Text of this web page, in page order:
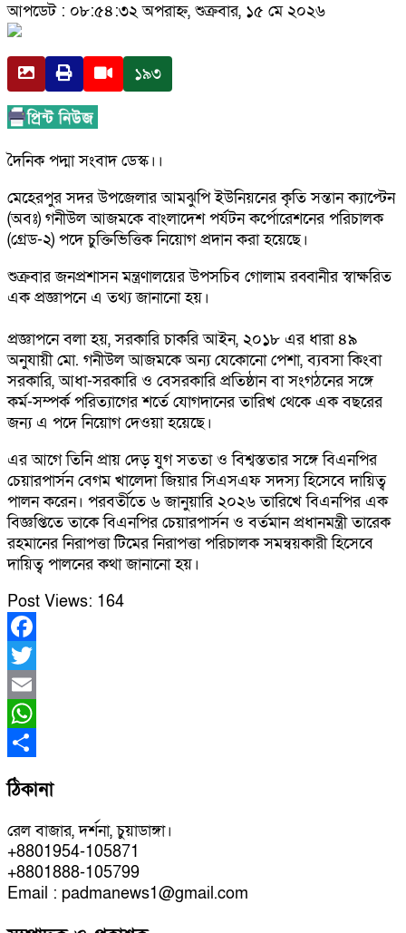
আপডেট : ০৮:৫৪:৩২ অপরাহ্ন, শুক্রবার, ১৫ মে ২০২৬
১৯৩
দৈনিক পদ্মা সংবাদ ডেস্ক।।
মেহেরপুর সদর উপজেলার আমঝুপি ইউনিয়নের কৃতি সন্তান ক্যাপ্টেন
(অবঃ) গনীউল আজমকে বাংলাদেশ পর্যটন কর্পোরেশনের পরিচালক
(গ্রেড-২) পদে চুক্তিভিত্তিক নিয়োগ প্রদান করা হয়েছে।
শুক্রবার জনপ্রশাসন মন্ত্রণালয়ের উপসচিব গোলাম রব্বানীর স্বাক্ষরিত
এক প্রজ্ঞাপনে এ তথ্য জানানো হয়।
প্রজ্ঞাপনে বলা হয়, সরকারি চাকরি আইন, ২০১৮ এর ধারা ৪৯
অনুযায়ী মো. গনীউল আজমকে অন্য যেকোনো পেশা, ব্যবসা কিংবা
সরকারি, আধা-সরকারি ও বেসরকারি প্রতিষ্ঠান বা সংগঠনের সঙ্গে
কর্ম-সম্পর্ক পরিত্যাগের শর্তে যোগদানের তারিখ থেকে এক বছরের
জন্য এ পদে নিয়োগ দেওয়া হয়েছে।
এর আগে তিনি প্রায় দেড় যুগ সততা ও বিশ্বস্ততার সঙ্গে বিএনপির
চেয়ারপার্সন বেগম খালেদা জিয়ার সিএসএফ সদস্য হিসেবে দায়িত্ব
পালন করেন। পরবর্তীতে ৬ জানুয়ারি ২০২৬ তারিখে বিএনপির এক
বিজ্ঞপ্তিতে তাকে বিএনপির চেয়ারপার্সন ও বর্তমান প্রধানমন্ত্রী তারেক
রহমানের নিরাপত্তা টিমের নিরাপত্তা পরিচালক সমন্বয়কারী হিসেবে
দায়িত্ব পালনের কথা জানানো হয়।
Post Views: 164
Facebook
Twitter
Email
WhatsApp
Share
ঠিকানা
রেল বাজার, দর্শনা, চুয়াডাঙ্গা।
+8801954-105871
+8801888-105799
Email : padmanews1@gmail.com